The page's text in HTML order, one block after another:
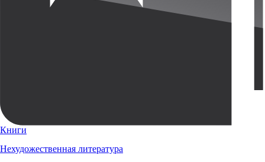
Книги
Нехудожественная литература